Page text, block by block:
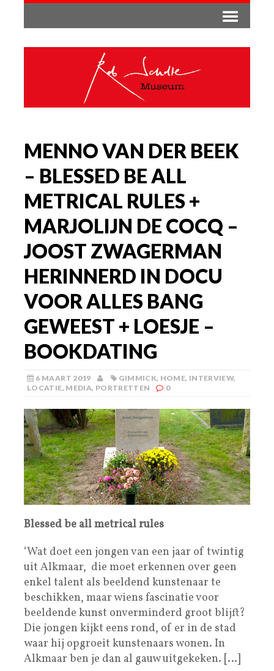
MENNO VAN DER BEEK
– BLESSED BE ALL
METRICAL RULES +
MARJOLIJN DE COCQ –
JOOST ZWAGERMAN
HERINNERD IN DOCU
VOOR ALLES BANG
GEWEEST + LOESJE –
BOOKDATING
6 MAART 2019 GIMMICK, HOME, INTERVIEW,
LOCATIE, MEDIA, PORTRETTEN 0
Blessed be all metrical rules
‘Wat doet een jongen van een jaar of twintig
uit Alkmaar, die moet erkennen over geen
enkel talent als beeldend kunstenaar te
beschikken, maar wiens fascinatie voor
beeldende kunst onverminderd groot blijft?
Die jongen kijkt eens rond, of er in de stad
waar hij opgroeit kunstenaars wonen. In
Alkmaar ben je dan al gauw uitgekeken. […]